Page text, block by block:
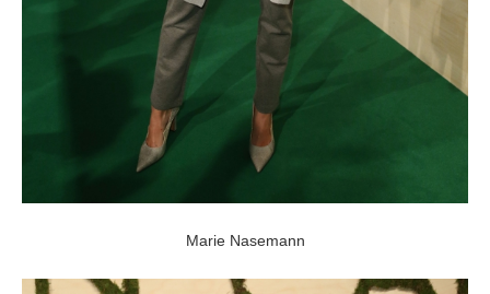
Marie Nasemann